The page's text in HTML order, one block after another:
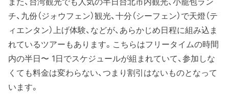
チ、九份（ジォウフェン）観光、十分（シーフェン）で天燈（テ
ィエンタン）上げ体験、などが、あらかじめ日程に組み込ま
れているツアーもあります。こちらはフリータイムの時間
内の半日〜 1日でスケジュールが組まれていて、参加しな
くても料金は変わらない、つまり割引はないものとなって
います。